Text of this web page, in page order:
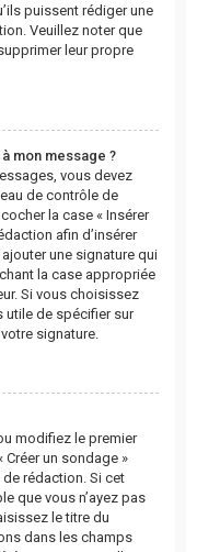
puissent rédiger une
Veuillez noter que
leur propre
mon message ?
vous devez
de contrôle de
la case « Insérer
afin d’insérer
une signature qui
la case appropriée
Si vous choisissez
utile de spécifier sur
signature.
modifiez le premier
Créer un sondage »
rédaction. Si cet
que vous n’ayez pas
le titre du
dans les champs